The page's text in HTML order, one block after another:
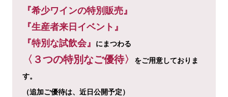
『希少ワインの特別販売』
『生産者来日イベント』
『特別な試飲会』
にまつわる
〈３つの特別なご優待〉
をご用意しておりま
す。
（追加ご優待は、近日公開予定）